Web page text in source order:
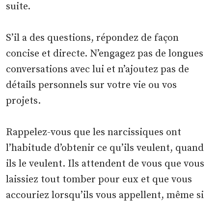
suite.
S’il a des questions, répondez de façon
concise et directe. N’engagez pas de longues
conversations avec lui et n’ajoutez pas de
détails personnels sur votre vie ou vos
projets.
Rappelez-vous que les narcissiques ont
l’habitude d’obtenir ce qu’ils veulent, quand
ils le veulent. Ils attendent de vous que vous
laissiez tout tomber pour eux et que vous
accouriez lorsqu’ils vous appellent, même si